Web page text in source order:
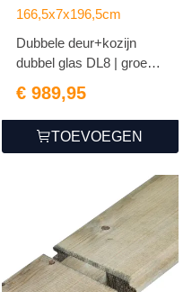
groen
166,5x7x196,5cm
Dubbele deur+kozijn
dubbel glas DL8 | groen
€ 989,95
TOEVOEGEN